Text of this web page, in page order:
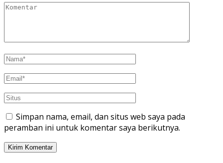
Simpan nama, email, dan situs web saya pada
peramban ini untuk komentar saya berikutnya.